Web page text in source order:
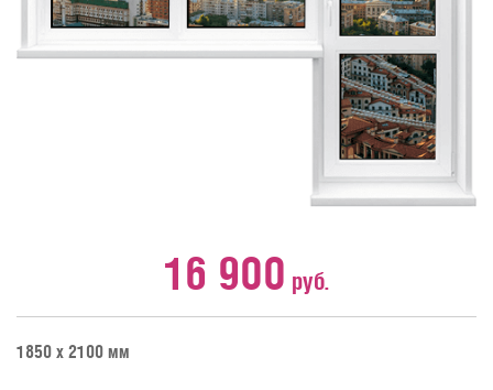
16 900 руб.
1850 х 2100 мм